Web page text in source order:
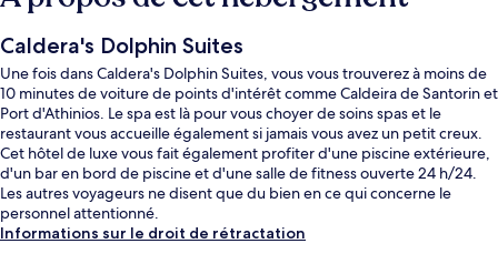
Caldera's Dolphin Suites
Une fois dans Caldera's Dolphin Suites, vous vous trouverez à moins de
10 minutes de voiture de points d'intérêt comme Caldeira de Santorin et
Port d'Athinios. Le spa est là pour vous choyer de soins spas et le
restaurant vous accueille également si jamais vous avez un petit creux.
Cet hôtel de luxe vous fait également profiter d'une piscine extérieure,
d'un bar en bord de piscine et d'une salle de fitness ouverte 24 h/24.
Les autres voyageurs ne disent que du bien en ce qui concerne le
personnel attentionné.
Informations sur le droit de rétractation